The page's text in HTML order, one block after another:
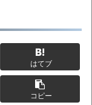
はてブ
コピー